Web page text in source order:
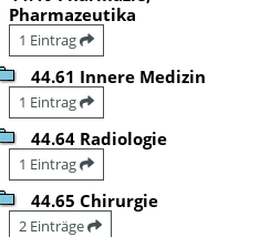
Pharmazeutika
1 Eintrag
44.61 Innere Medizin
1 Eintrag
44.64 Radiologie
1 Eintrag
44.65 Chirurgie
2 Einträge